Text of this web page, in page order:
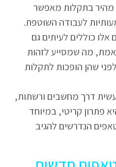
מהיר בתקלות מאפשר
לעבודה השוטפת.
אלו כוללים לעיתים גם
אמת, מה שמסייע לזהות
שהן הופכות לתקלות
דרך מחשבים ורשתות,
פתרון קריטי, במיוחד
הנדרשים להגיב